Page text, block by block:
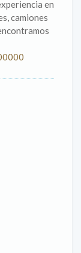
en
camiones